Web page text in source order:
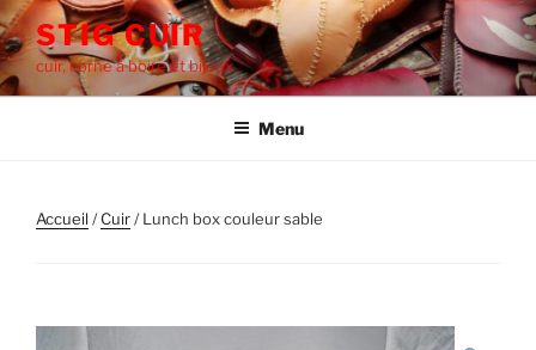
Aller
au
contenu
principal
STIG CUIR
cuir, corne à boire et bijoux
Menu
Accueil/Cuir/ Lunch box couleur sable